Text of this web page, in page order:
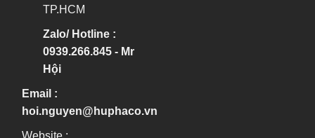
TP.HCM
Zalo/ Hotline :
0939.266.845 - Mr
Hội
Email :
hoi.nguyen@huphaco.vn
Website :